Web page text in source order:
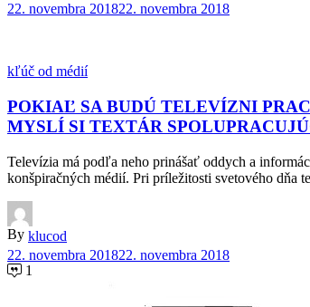
22. novembra 201822. novembra 2018
kľúč od médií
POKIAĽ SA BUDÚ TELEVÍZNI
MYSLÍ SI TEXTÁR
Televízia má podľa neho prinášať oddych a
konšpiračných médií. Pri príležitosti svetového dňa
By klucod
22. novembra 201822. novembra 2018
1